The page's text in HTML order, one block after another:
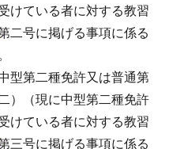
けている者に対する教習
二号に掲げる事項に係る
型第二種免許又は普通第
）（現に中型第二種免許
けている者に対する教習
三号に掲げる事項に係る